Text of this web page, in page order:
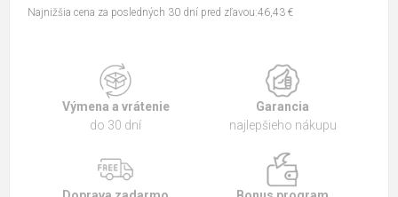
Najnižšia cena za posledných 30 dní pred zľavou:46,43 €
Výmena a vrátenie
do 30 dní
Garancia
najlepšieho nákupu